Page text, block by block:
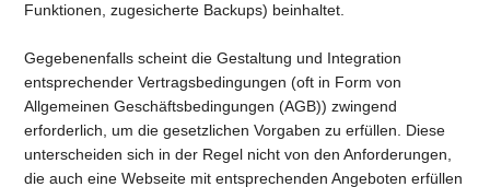
Funktionen, zugesicherte Backups) beinhaltet.
Gegebenenfalls scheint die Gestaltung und Integration
entsprechender Vertragsbedingungen (oft in Form von
Allgemeinen Geschäftsbedingungen (AGB)) zwingend
erforderlich, um die gesetzlichen Vorgaben zu erfüllen. Diese
unterscheiden sich in der Regel nicht von den Anforderungen,
die auch eine Webseite mit entsprechenden Angeboten erfüllen